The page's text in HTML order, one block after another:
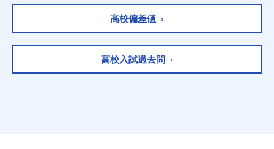
高校偏差値 ›
高校入試過去問 ›